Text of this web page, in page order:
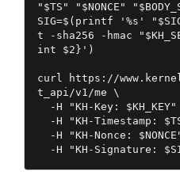
"$TS" "$NONCE"
SIG=$(printf '%s'
t -sha256 -hmac
int $2}')
curl https://
t_api/v1/me \
-H "KH-Signature: